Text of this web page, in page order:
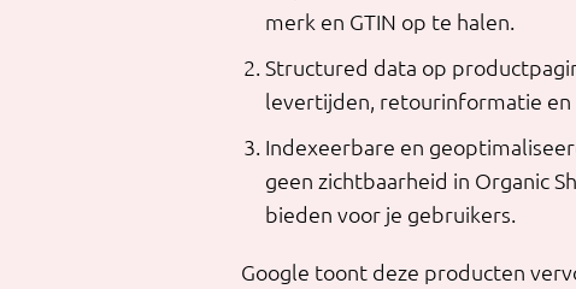
merk en GTIN op te halen.
Structured data op
levertijden, retourinformatie en
Indexeerbare en
geen zichtbaarheid in Organic
bieden voor je gebruikers.
Google toont deze producten